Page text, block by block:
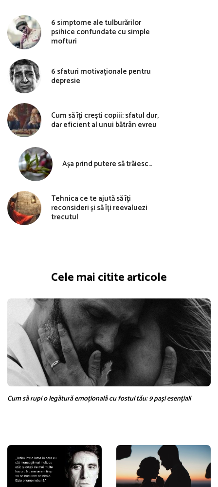
6 simptome ale tulburărilor
psihice confundate cu simple
mofturi
6 sfaturi motivaționale pentru
depresie
Cum să îți crești copiii: sfatul dur,
dar eficient al unui bătrân evreu
Așa prind putere să trăiesc…
Tehnica ce te ajută să îți
reconsideri și să îți reevaluezi
trecutul
Cele mai citite articole
Cum să rupi o legătură emoțională cu fostul tău: 9 pași esențiali